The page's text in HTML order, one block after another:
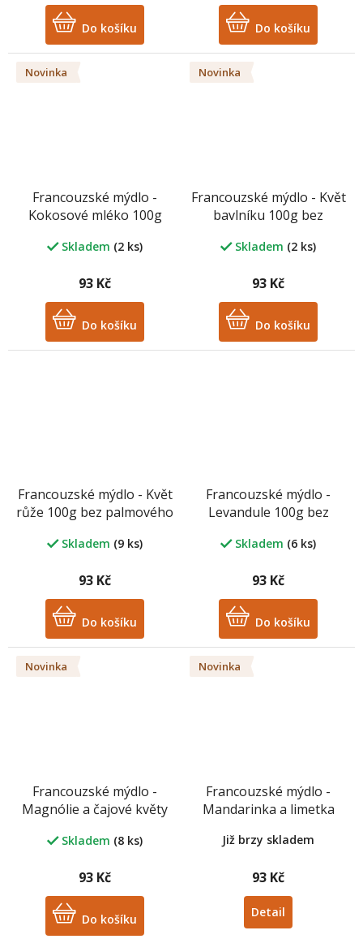
Do košíku Do košíku
Novinka
Francouzské mýdlo -
Kokosové mléko 100g
Skladem (2 ks)
93 Kč
Do košíku
Novinka
Francouzské mýdlo - Květ
bavlníku 100g bez
Skladem (2 ks)
93 Kč
Do košíku
Francouzské mýdlo - Květ
růže 100g bez palmového
Skladem (9 ks)
93 Kč
Do košíku
Francouzské mýdlo -
Levandule 100g bez
Skladem (6 ks)
93 Kč
Do košíku
Novinka
Francouzské mýdlo -
Magnólie a čajové květy
oleje
Skladem (8 ks)
93 Kč
Do košíku
Novinka
Francouzské mýdlo -
Mandarinka a limetka
oleje
Již brzy skladem
93 Kč
Detail